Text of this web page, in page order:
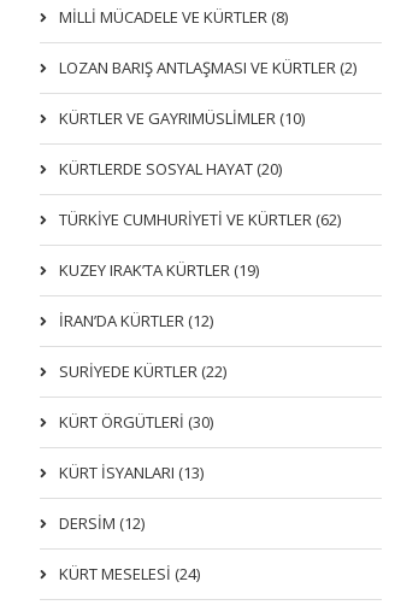
MİLLİ MÜCADELE VE KÜRTLER (8)
LOZAN BARIŞ ANTLAŞMASI VE KÜRTLER (2)
KÜRTLER VE GAYRIMÜSLIMLER (10)
KÜRTLERDE SOSYAL HAYAT (20)
TÜRKİYE CUMHURİYETİ VE KÜRTLER (62)
KUZEY IRAK’TA KÜRTLER (19)
İRAN’DA KÜRTLER (12)
SURİYEDE KÜRTLER (22)
KÜRT ÖRGÜTLERİ (30)
KÜRT İSYANLARI (13)
DERSIM (12)
KÜRT MESELESİ (24)